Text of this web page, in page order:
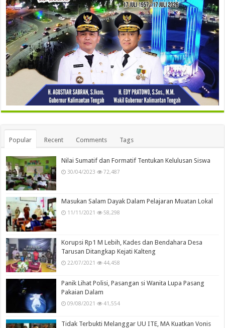
Popular Recent Comments Tags
Nilai Sumatif dan Formatif Tentukan Kelulusan Siswa
30/04/2023 72,487
Masukan Salam Dayak Dalam Pelajaran Muatan Lokal
11/11/2021 58,298
Korupsi Rp1 M Lebih, Kades dan Bendahara Desa
Tarusan Ditangkap Kejati Kalteng
22/07/2021 44,458
Panik Lihat Polisi, Pasangan si Wanita Lupa Pasang
Pakaian Dalam
09/08/2021 41,554
Tidak Terbukti Melanggar UU ITE, MA Kuatkan Vonis